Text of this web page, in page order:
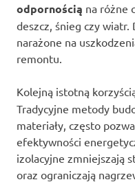
odpornością na różne
deszcz, śnieg czy
narażone na
remontu.
Kolejną istotną
Tradycyjne metody
materiały, często
efektywności
izolacyjne zmniejszają
oraz ograniczają